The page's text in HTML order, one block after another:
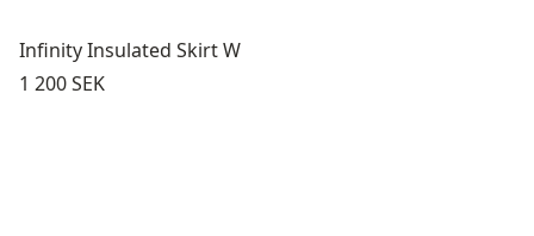
Infinity Insulated Skirt W
Pris:
1 200 SEK